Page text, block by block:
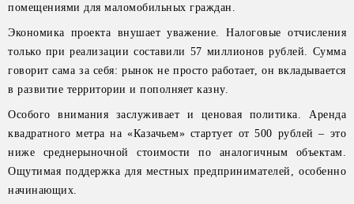
помещениями для маломобильных граждан.
Экономика проекта внушает уважение. Налоговые отчисления
только при реализации составили 57 миллионов рублей. Сумма
говорит сама за себя: рынок не просто работает, он вкладывается
в развитие территории и пополняет казну.
Особого внимания заслуживает и ценовая политика. Аренда
квадратного метра на «Казачьем» стартует от 500 рублей – это
ниже среднерыночной стоимости по аналогичным объектам.
Ощутимая поддержка для местных предпринимателей, особенно
начинающих.